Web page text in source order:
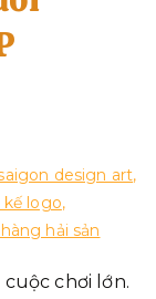
design art,
kế logo,
hải sản
chơi lớn.